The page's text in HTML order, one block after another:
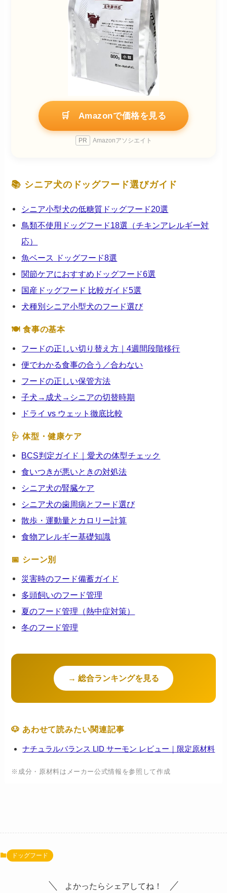
🛒 Amazonで価格を見る
PR Amazonアソシエイト
📚 シニア犬のドッグフード選びガイド
シニア小型犬の低糖質ドッグフード20選
鳥類不使用ドッグフード18選（チキンアレルギー対
応）
魚ベース ドッグフード8選
関節ケアにおすすめドッグフード6選
国産ドッグフード 比較ガイド5選
犬種別シニア小型犬のフード選び
🍽 食事の基本
フードの正しい切り替え方｜4週間段階移行
便でわかる食事の合う／合わない
フードの正しい保管方法
子犬→成犬→シニアの切替時期
ドライ vs ウェット徹底比較
🩺 体型・健康ケア
BCS判定ガイド｜愛犬の体型チェック
食いつきが悪いときの対処法
シニア犬の腎臓ケア
シニア犬の歯周病とフード選び
散歩・運動量とカロリー計算
食物アレルギー基礎知識
📅 シーン別
災害時のフード備蓄ガイド
多頭飼いのフード管理
夏のフード管理（熱中症対策）
冬のフード管理
→ 総合ランキングを見る
🐶 あわせて読みたい関連記事
ナチュラルバランス LID サーモン レビュー｜限定原材料
※成分・原材料はメーカー公式情報を参照して作成
ドッグフード
よかったらシェアしてね！